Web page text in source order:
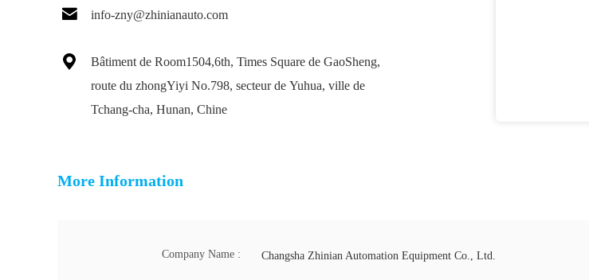
 info-zny@zhinianauto.com

Bâtiment de Room1504,6th, Times Square de GaoSheng,
route du zhongYiyi No.798, secteur de Yuhua, ville de
Tchang-cha, Hunan, Chine
More Information
Company Name : Changsha Zhinian Automation Equipment Co., Ltd.